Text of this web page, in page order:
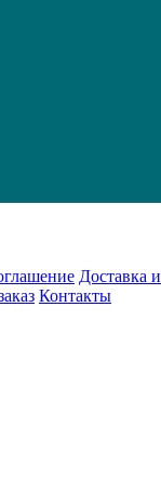
Доставка и
Контакты